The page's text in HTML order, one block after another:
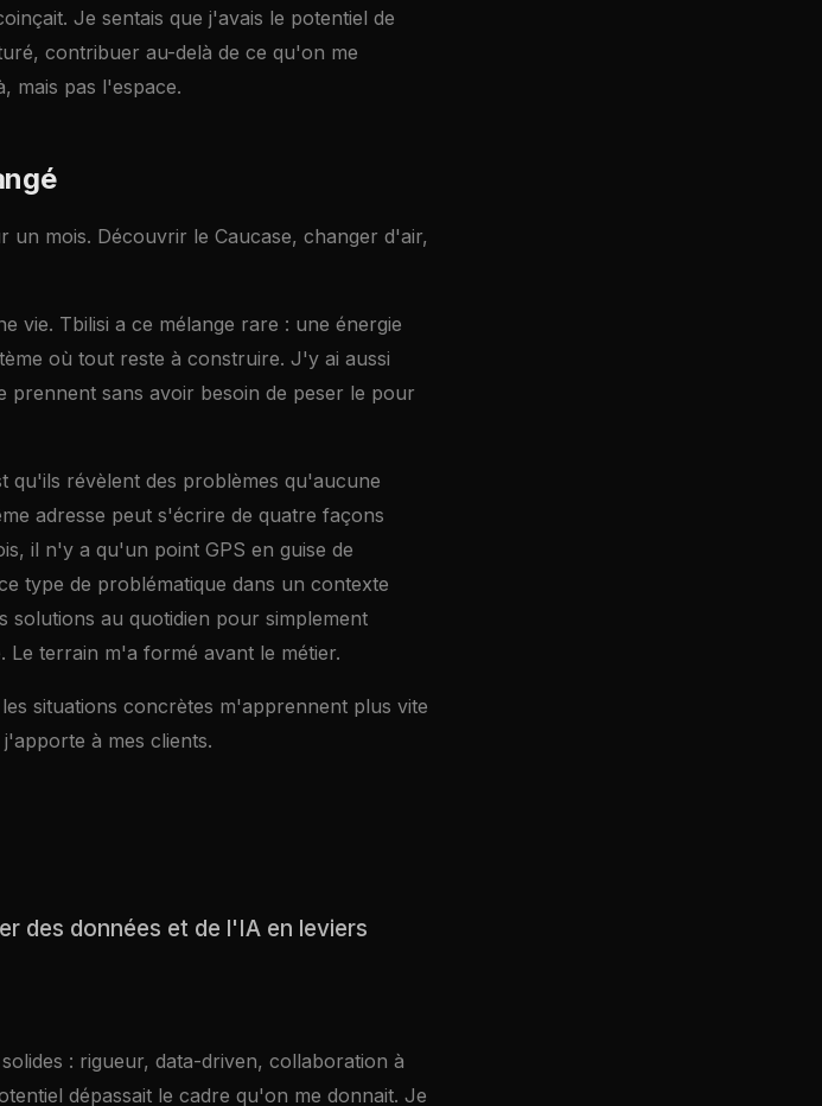
Je sentais que j'avais le potentiel de
contribuer au-delà de ce qu'on me
mais pas l'espace.
un mois. Découvrir le Caucase, changer d'air,
vie. Tbilisi a ce mélange rare : une énergie
où tout reste à construire. J'y ai aussi
prennent sans avoir besoin de peser le pour
qu'ils révèlent des problèmes qu'aucune
adresse peut s'écrire de quatre façons
il n'y a qu'un point GPS en guise de
type de problématique dans un contexte
solutions au quotidien pour simplement
Le terrain m'a formé avant le métier.
situations concrètes m'apprennent plus vite
à mes clients.
des données et de l'IA en leviers
: rigueur, data-driven, collaboration à
dépassait le cadre qu'on me donnait. Je